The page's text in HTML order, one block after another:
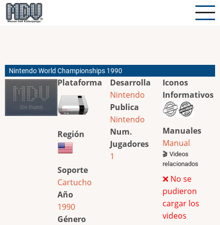
Pasar
al
Nintendo World Championships 1990
Plataforma
Región
Soporte
Cartucho
Año
1990
Género
Desarrolla
Nintendo
Publica
Nintendo
Num.
Jugadores
1
Iconos
Informativos
Manuales
Manual
🎬 Videos
relacionados
❌ No se
pudieron
cargar los
videos